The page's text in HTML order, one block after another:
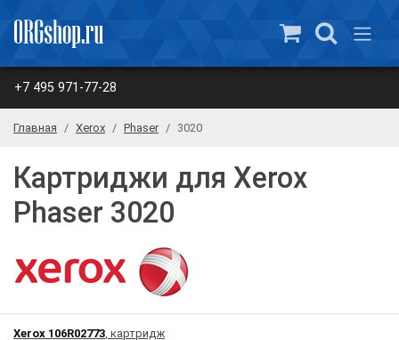
+7 495 971-77-28
Главная Xerox Phaser 3020
Картриджи для Xerox
Phaser 3020
Xerox 106R02773, картридж